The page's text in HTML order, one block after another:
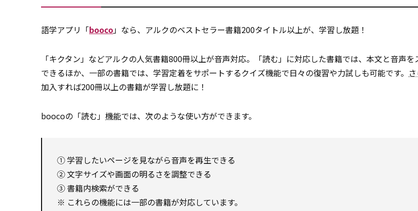
語学アプリ「booco」なら、アルクのベストセラー書籍200タイトル以上が、学習し放題！
「キクタン」などアルクの人気書籍800冊以上が音声対応。「読む」に対応した書籍では、本文と音声
できるほか、一部の書籍では、学習定着をサポートするクイズ機能で日々の復習や力試しも可能です。
加入すれば200冊以上の書籍が学習し放題に！
boocoの「読む」 機能では、次のような使い方ができます。
① 学習したいページを見ながら音声を再生できる
② 文字サイズや画面の明るさを調整できる
③ 書籍内検索ができる
※ これらの機能には一部の書籍が対応しています。